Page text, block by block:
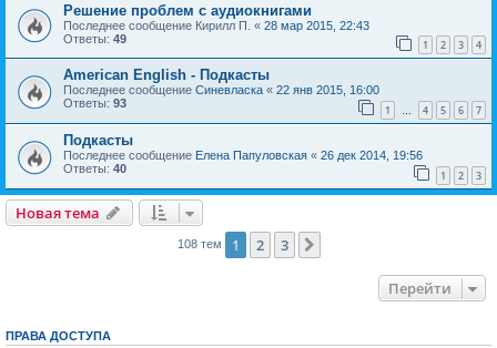
Решение проблем с аудиокнигами
Последнее сообщение Кирилл П. « 28 мар 2015, 22:43
Ответы: 49 1 2 3 4
American English - Подкасты
Последнее сообщение Синевласка « 22 янв 2015, 16:00
Ответы: 93 1 … 4 5 6 7
Подкасты
Последнее сообщение Елена Папуловская « 26 дек 2014, 19:56
Ответы: 40 1 2 3
Новая тема
108 тем 1 2 3
Перейти
ПРАВА ДОСТУПА